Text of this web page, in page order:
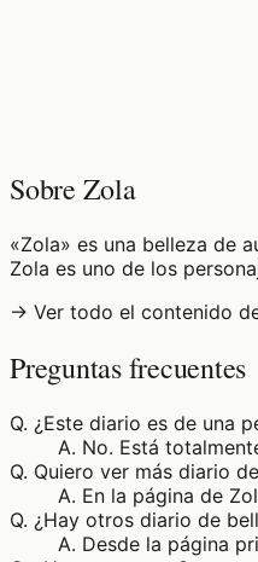
Sobre Zola
«Zola» es una belleza de
Zola es uno de los
→ Ver todo el contenido
Preguntas frecuentes
Q. ¿Este diario es de una
A. No. Está
Q. Quiero ver más diario
A. En la página de
Q. ¿Hay otros diario de
A. Desde la página